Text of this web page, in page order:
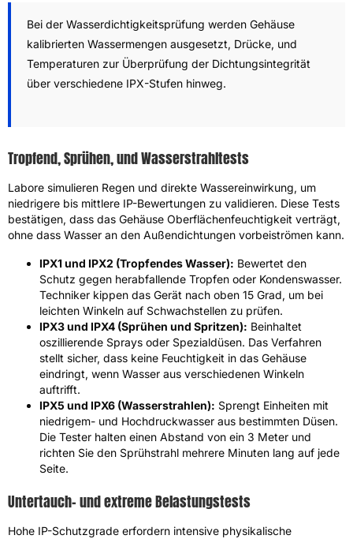
Bei der Wasserdichtigkeitsprüfung werden Gehäuse
kalibrierten Wassermengen ausgesetzt, Drücke, und
Temperaturen zur Überprüfung der Dichtungsintegrität
über verschiedene IPX-Stufen hinweg.
Tropfend, Sprühen, und Wasserstrahltests
Labore simulieren Regen und direkte Wassereinwirkung, um
niedrigere bis mittlere IP-Bewertungen zu validieren. Diese Tests
bestätigen, dass das Gehäuse Oberflächenfeuchtigkeit verträgt,
ohne dass Wasser an den Außendichtungen vorbeiströmen kann.
IPX1 und IPX2 (Tropfendes Wasser): Bewertet den
Schutz gegen herabfallende Tropfen oder Kondenswasser.
Techniker kippen das Gerät nach oben 15 Grad, um bei
leichten Winkeln auf Schwachstellen zu prüfen.
IPX3 und IPX4 (Sprühen und Spritzen): Beinhaltet
oszillierende Sprays oder Spezialdüsen. Das Verfahren
stellt sicher, dass keine Feuchtigkeit in das Gehäuse
eindringt, wenn Wasser aus verschiedenen Winkeln
auftrifft.
IPX5 und IPX6 (Wasserstrahlen): Sprengt Einheiten mit
niedrigem- und Hochdruckwasser aus bestimmten Düsen.
Die Tester halten einen Abstand von ein 3 Meter und
richten Sie den Sprühstrahl mehrere Minuten lang auf jede
Seite.
Untertauch- und extreme Belastungstests
Hohe IP-Schutzgrade erfordern intensive physikalische